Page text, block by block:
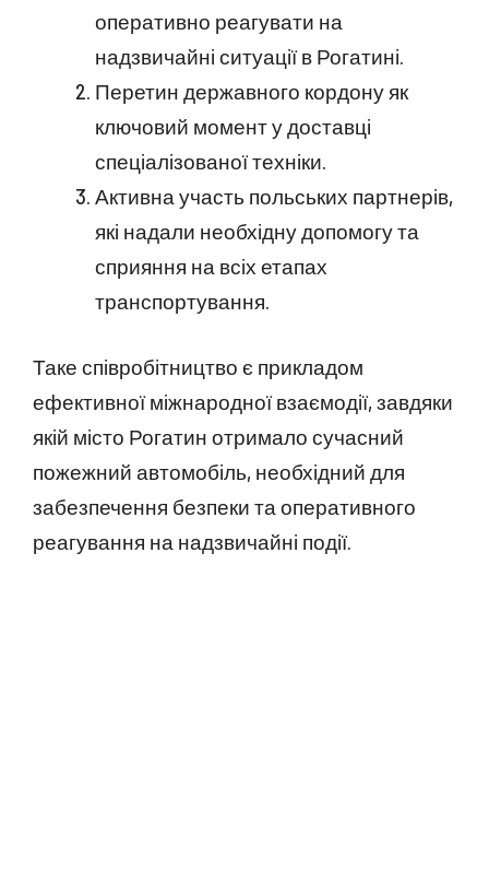
оперативно реагувати на
надзвичайні ситуації в Рогатині.
Перетин державного кордону як
ключовий момент у доставці
спеціалізованої техніки.
Активна участь польських партнерів,
які надали необхідну допомогу та
сприяння на всіх етапах
транспортування.
Таке співробітництво є прикладом
ефективної міжнародної взаємодії, завдяки
якій місто Рогатин отримало сучасний
пожежний автомобіль, необхідний для
забезпечення безпеки та оперативного
реагування на надзвичайні події.